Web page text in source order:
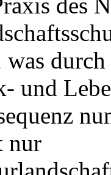
des
was
und
nur